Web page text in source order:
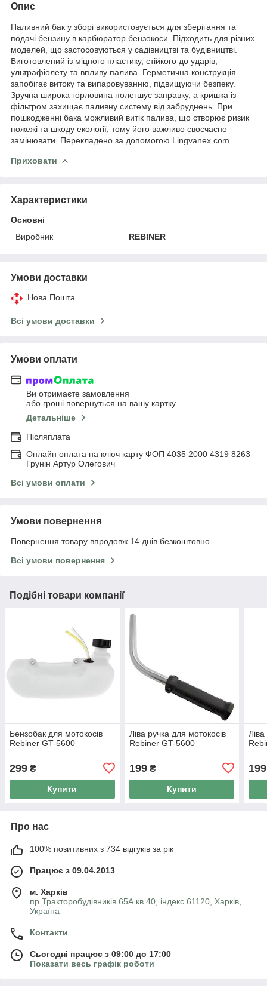
Опис
Паливний бак у зборі використовується для зберігання та
подачі бензину в карбюратор бензокоси. Підходить для різних
моделей, що застосовуються у садівництві та будівництві.
Виготовлений із міцного пластику, стійкого до ударів,
ультрафіолету та впливу палива. Герметична конструкція
запобігає витоку та випаровуванню, підвищуючи безпеку.
Зручна широка горловина полегшує заправку, а кришка із
фільтром захищає паливну систему від забруднень. При
пошкодженні бака можливий витік палива, що створює ризик
пожежі та шкоду екології, тому його важливо своєчасно
замінювати. Перекладено за допомогою Lingvanex.com
Приховати
Характеристики
Основні
Виробник
REBINER
Умови доставки
Нова Пошта
Всі умови доставки
Умови оплати
Ви отримаєте замовлення
або гроші повернуться на вашу картку
Детальніше
Післяплата
Онлайн оплата на ключ карту ФОП 4035 2000 4319 8263
Грунін Артур Олегович
Всі умови оплати
Умови повернення
Повернення товару впродовж 14 днів безкоштовно
Всі умови повернення
Подібні товари компанії
Бензобак для мотокосів
Rebiner GT-5600
299 ₴
Купити
Ліва ручка для мотокосів
Rebiner GT-5600
199₴
Купити
199
Про нас
100% позитивних з 734 відгуків за рік
Працює з 09.04.2013
м. Харків
пр Тракторобудівників 65А кв 40, індекс 61120, Харків,
Україна
Контакти
Сьогодні працює з 09:00 до 17:00
Показати весь графік роботи